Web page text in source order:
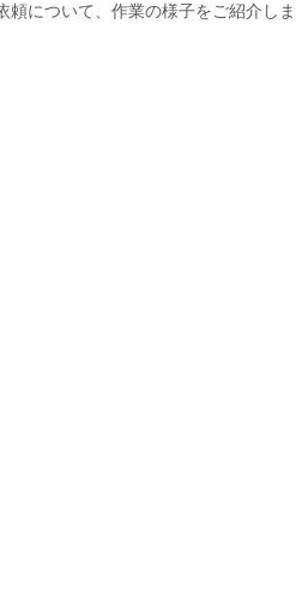
について、作業の様子をご紹介しま